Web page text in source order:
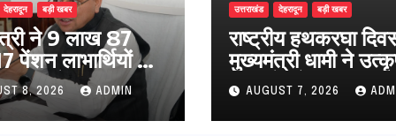
देहरादून बड़ी खबर
ने 9 लाख 87
पेंशन लाभार्थियों को
करोड़ 32 लाख
राशि का किया
8, 2026 ADMIN
उत्तराखंड देहरादून बड़ी खबर
राष्ट्रीय हथकरघा
मुख्यमंत्री धामी ने
बुनकरों और हस्तशिल्प
कारीगरों को किया
AUGUST 7, 2026